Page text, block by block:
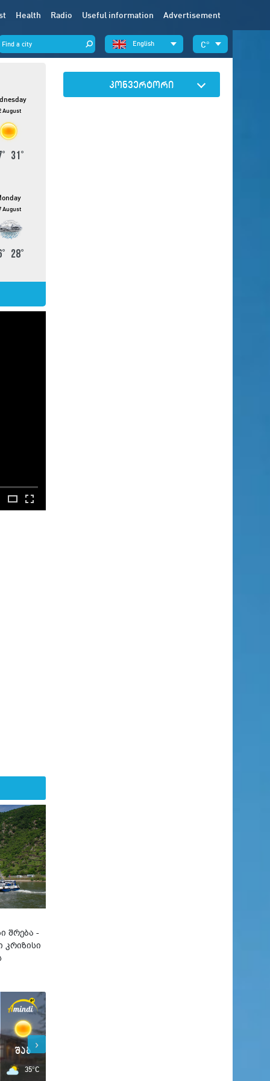
Health Radio Useful information Advertisement
English °
August
° 31°
August
° 28°
შრება -
შაბ
35°C
›
კონვერტორი